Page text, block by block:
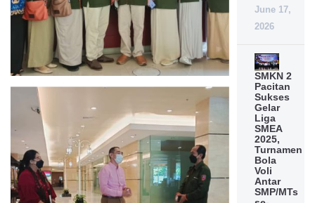
June 17,
2026
SMKN 2
Pacitan
Sukses
Gelar
Liga
SMEA
2025,
Turnamen
Bola
Voli
Antar
SMP/MTs